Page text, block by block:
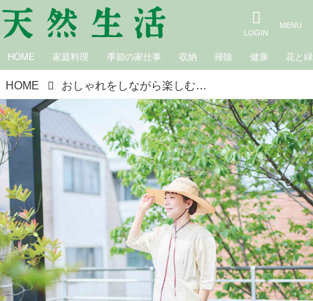
HOME 家庭料理 季節の家仕事 収納 掃除 健康 花と緑
HOME おしゃれをしながら楽しむ「日焼け＆暑さ対策」愛用の“帽子と日傘”があれば夏も心躍る季節に／CIRCUS・引田舞さん